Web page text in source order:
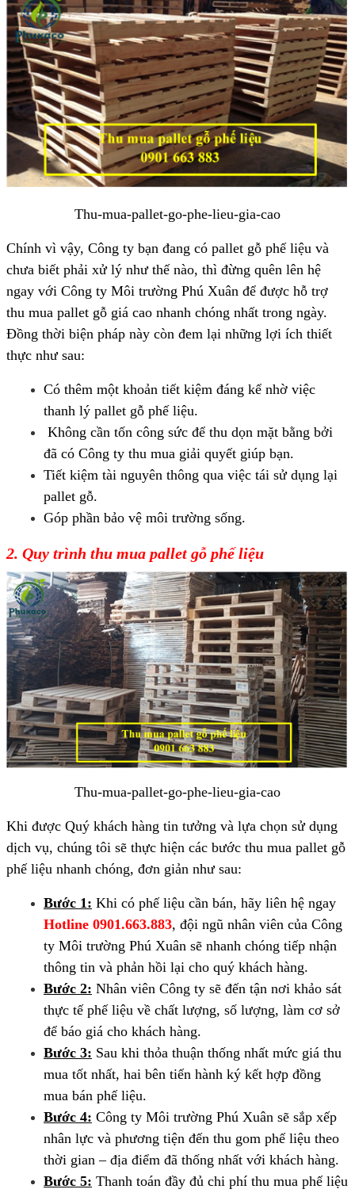
Thu-mua-pallet-go-phe-lieu-gia-cao
Chính vì vậy, Công ty bạn đang có pallet gỗ phế liệu và
chưa biết phải xử lý như thế nào, thì đừng quên lên hệ
ngay với Công ty Môi trường Phú Xuân để được hỗ trợ
thu mua pallet gỗ giá cao nhanh chóng nhất trong ngày.
Đồng thời biện pháp này còn đem lại những lợi ích thiết
thực như sau:
Có thêm một khoản tiết kiệm đáng kể nhờ việc
thanh lý pallet gỗ phế liệu.
Không cần tốn công sức để thu dọn mặt bằng bởi
đã có Công ty thu mua giải quyết giúp bạn.
Tiết kiệm tài nguyên thông qua việc tái sử dụng lại
pallet gỗ.
Góp phần bảo vệ môi trường sống.
2. Quy trình thu mua pallet gỗ phế liệu
Thu-mua-pallet-go-phe-lieu-gia-cao
Khi được Quý khách hàng tin tưởng và lựa chọn sử dụng
dịch vụ, chúng tôi sẽ thực hiện các bước thu mua pallet gỗ
phế liệu nhanh chóng, đơn giản như sau:
Bước 1: Khi có phế liệu cần bán, hãy liên hệ ngay
Hotline 0901.663.883, đội ngũ nhân viên của Công
ty Môi trường Phú Xuân sẽ nhanh chóng tiếp nhận
thông tin và phản hồi lại cho quý khách hàng.
Bước 2: Nhân viên Công ty sẽ đến tận nơi khảo sát
thực tế phế liệu về chất lượng, số lượng, làm cơ sở
để báo giá cho khách hàng.
Bước 3: Sau khi thỏa thuận thống nhất mức giá thu
mua tốt nhất, hai bên tiến hành ký kết hợp đồng
mua bán phế liệu.
Bước 4: Công ty Môi trường Phú Xuân sẽ sắp xếp
nhân lực và phương tiện đến thu gom phế liệu theo
thời gian – địa điểm đã thống nhất với khách hàng.
Bước 5: Thanh toán đầy đủ chi phí thu mua phế liệu